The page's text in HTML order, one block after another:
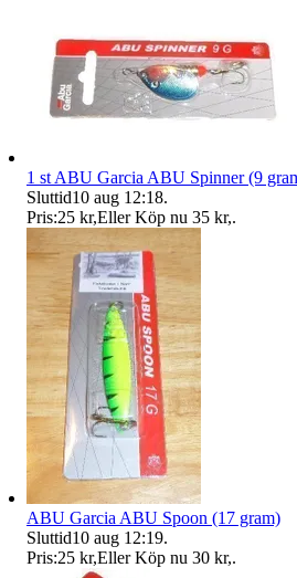
1 st ABU Garcia ABU Spinner (9
Sluttid10 aug 12:18.
Pris:25 kr,Eller Köp nu 35 kr,.
ABU Garcia ABU Spoon (17 gram)
Sluttid10 aug 12:19.
Pris:25 kr,Eller Köp nu 30 kr,.